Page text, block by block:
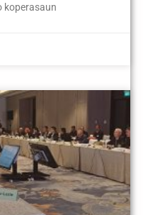
koperasaun